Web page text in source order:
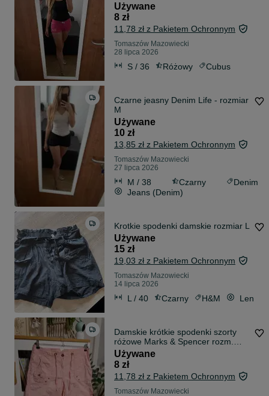
Używane
8 zł
11,78 zł z Pakietem Ochronnym
Tomaszów Mazowiecki
28 lipca 2026
S / 36 Różowy Cubus
Czarne jeasny Denim Life - rozmiar
M
Używane
10 zł
13,85 zł z Pakietem Ochronnym
Tomaszów Mazowiecki
27 lipca 2026
M / 38 Czarny
Denim
Jeans (Denim)
Krotkie spodenki damskie rozmiar L
Używane
15 zł
19,03 zł z Pakietem Ochronnym
Tomaszów Mazowiecki
14 lipca 2026
L / 40 Czarny H&M Len
Damskie krótkie spodenki szorty
różowe Marks & Spencer rozm.
L/40
Używane
8 zł
11,78 zł z Pakietem Ochronnym
Tomaszów Mazowiecki